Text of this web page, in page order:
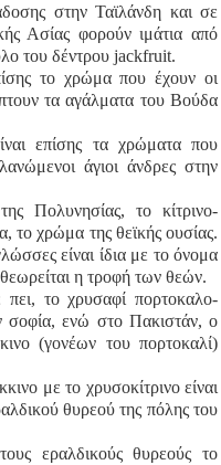
στην Ταϊλάνδη και σε
Ασίας φορούν ιμάτια από
του δέντρου jackfruit.
το χρώμα που έχουν οι
τα αγάλματα του Βούδα
επίσης τα χρώματα που
άγιοι άνδρες στην
Πολυνησίας, το κίτρινο-
το χρώμα της θεϊκής ουσίας.
είναι ίδια με το όνομα
η τροφή των θεών.
το χρυσαφί πορτοκαλο-
σοφία, ενώ στο Πακιστάν, ο
(γονέων του πορτοκαλί)
με το χρυσοκίτρινο είναι
θυρεού της πόλης του
εραλδικούς θυρεούς το